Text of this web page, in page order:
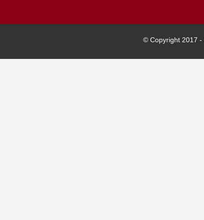
© Copyright 2017 -